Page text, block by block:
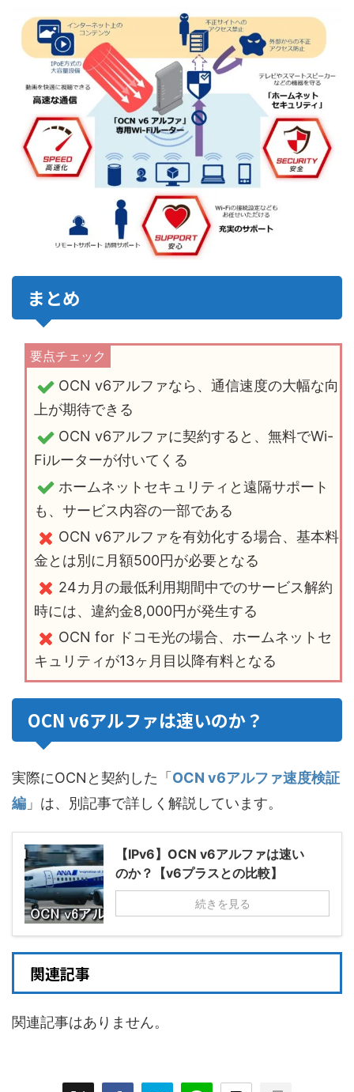
まとめ
OCN v6アルファなら、通信速度の大幅な向
上が期待できる
OCN v6アルファに契約すると、無料でWi-
Fiルーターが付いてくる
ホームネットセキュリティと遠隔サポート
も、サービス内容の一部である
OCN v6アルファを有効化する場合、基本料
金とは別に月額500円が必要となる
24カ月の最低利用期間中でのサービス解約
時には、違約金8,000円が発生する
OCN for ドコモ光の場合、ホームネットセ
キュリティが13ヶ月目以降有料となる
OCN v6アルファは速いのか？
実際にOCNと契約した「 OCN v6アルファ速度検証
編 」は、別記事で詳しく解説しています。
【IPv6】OCN v6アルファは速い
のか？【v6プラスとの比較】
続きを見る
関連記事
関連記事はありません。